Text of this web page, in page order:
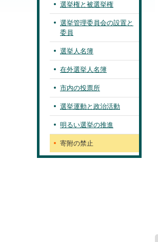
選挙権と被選挙権
選挙管理委員会の設置と
委員
選挙人名簿
在外選挙人名簿
市内の投票所
選挙運動と政治活動
明るい選挙の推進
寄附の禁止